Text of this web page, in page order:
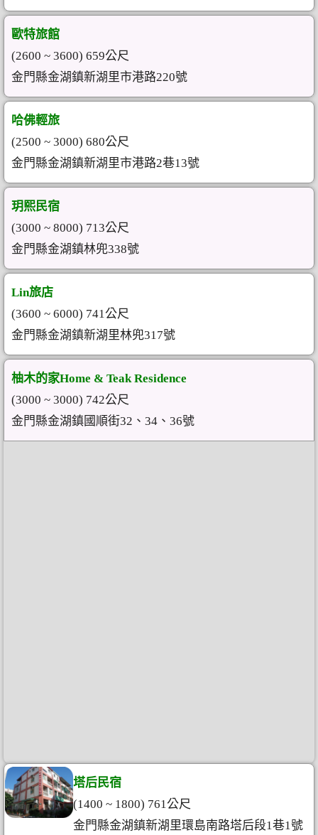
歐特旅館
(2600 ~ 3600) 659公尺
金門縣金湖鎮新湖里市港路220號
哈佛輕旅
(2500 ~ 3000) 680公尺
金門縣金湖鎮新湖里市港路2巷13號
玥熙民宿
(3000 ~ 8000) 713公尺
金門縣金湖鎮林兜338號
Lin旅店
(3600 ~ 6000) 741公尺
金門縣金湖鎮新湖里林兜317號
柚木的家Home & Teak Residence
(3000 ~ 3000) 742公尺
金門縣金湖鎮國順街32、34、36號
塔后民宿
(1400 ~ 1800) 761公尺
金門縣金湖鎮新湖里環島南路塔后段1巷1號